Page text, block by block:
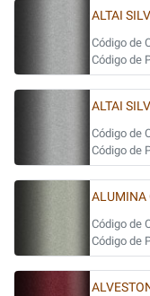
ALTAI
Código de
Código de
ALTAI
Código de
Código de
ALUMINA
Código de
Código de